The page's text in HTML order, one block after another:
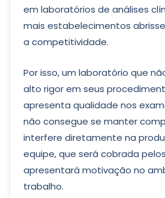
em laboratórios de análises
mais estabelecimentos
a competitividade.
Por isso, um laboratório que
alto rigor em seus
apresenta qualidade nos
não consegue se manter
interfere diretamente na
equipe, que será cobrada
apresentará motivação no
trabalho.